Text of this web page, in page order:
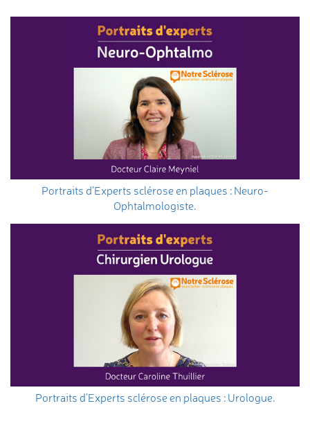
Portraits d’Experts sclérose en plaques : Neuro-
Ophtalmologiste.
Portraits d’Experts sclérose en plaques : Urologue.